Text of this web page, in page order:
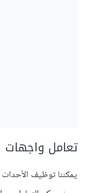
تعامل واجهات
يمكننا توظيف الأحداث